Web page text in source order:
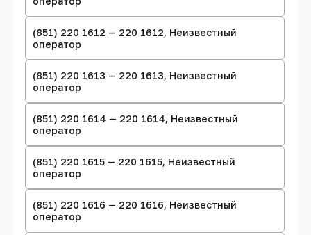
(851) 220 1612 — 220 1612, Неизвестный
оператор
(851) 220 1613 — 220 1613, Неизвестный
оператор
(851) 220 1614 — 220 1614, Неизвестный
оператор
(851) 220 1615 — 220 1615, Неизвестный
оператор
(851) 220 1616 — 220 1616, Неизвестный
оператор